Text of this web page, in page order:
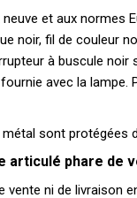
et aux normes
noir, fil de couleur
à buscule noir
avec la lampe.
sont protégées
articulé phare de
vente ni de livraison